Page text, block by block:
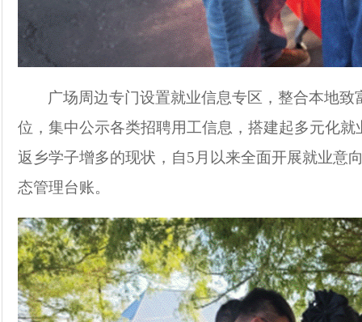
广场周边专门设置就业信息专区，整合本地
位，集中公示各类招聘用工信息，搭建起多元化
返乡学子增多的现状，自5 月以来全面开展就业意
态管理台账。